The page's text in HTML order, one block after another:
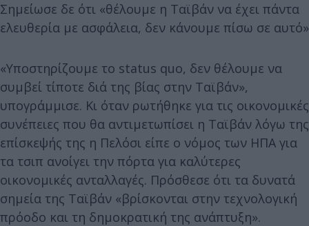
Σημείωσε δε ότι «θέλουμε η Ταϊβάν να έχει πάντα
ελευθερία με ασφάλεια, δεν κάνουμε πίσω σε αυτό»
«Υποστηρίζουμε το status quo, δεν θέλουμε να
συμβεί τίποτε διά της βίας στην Ταϊβάν»,
υπογράμμισε. Κι όταν ρωτήθηκε για τις οικονομικές
συνέπειες που θα αντιμετωπίσει η Ταϊβάν λόγω της
επίσκεψής της η Πελόσι είπε ο νόμος των ΗΠΑ για
τα τσιπ ανοίγει την πόρτα για καλύτερες
οικονομικές ανταλλαγές. Πρόσθεσε ότι τα δυνατά
σημεία της Ταϊβάν «βρίσκονται στην τεχνολογική
πρόοδο και τη δημοκρατική της ανάπτυξη».